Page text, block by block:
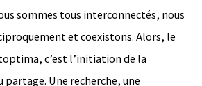
sommes tous interconnectés, nous
et coexistons. Alors, le
c’est l’initiation de la
Une recherche, une